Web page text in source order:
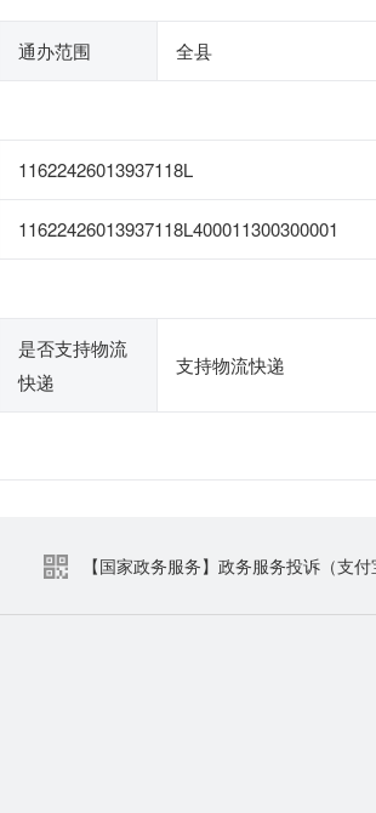
通办范围 全县
11622426013937118L
11622426013937118L400011300300001
是否支持物流
快递
支持物流快递
【国家政务服务】政务服务投诉（支付